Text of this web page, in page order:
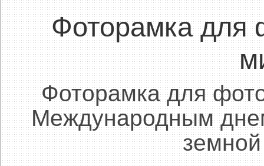
Фоторамка для
Фоторамка для
Международным